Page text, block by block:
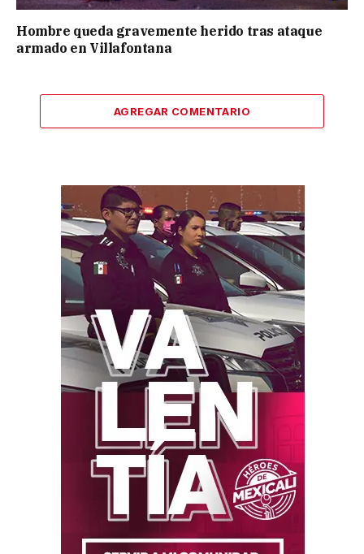
Hombre queda gravemente herido tras ataque
armado en Villafontana
AGREGAR COMENTARIO